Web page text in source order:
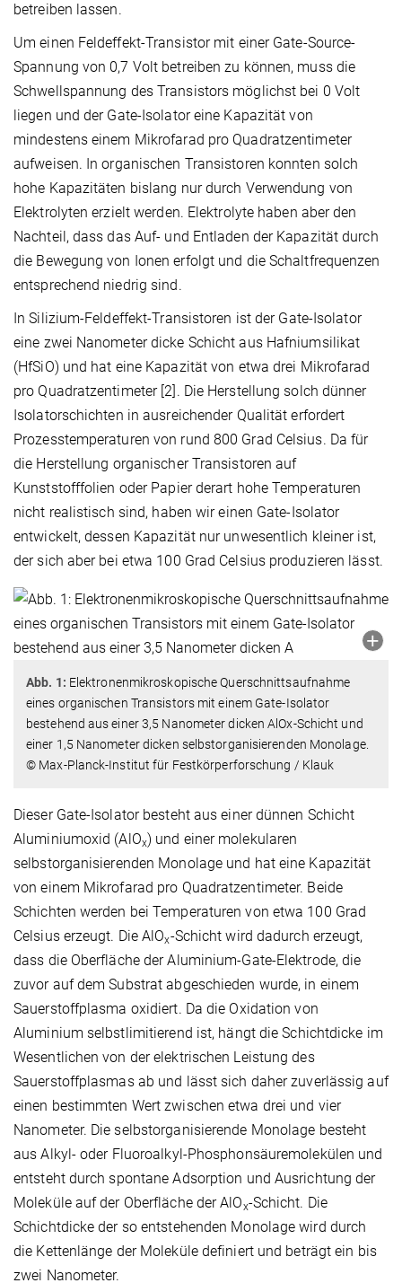
betreiben lassen.
Um einen Feldeffekt-Transistor mit einer Gate-Source-
Spannung von 0,7 Volt betreiben zu können, muss die
Schwellspannung des Transistors möglichst bei 0 Volt
liegen und der Gate-Isolator eine Kapazität von
mindestens einem Mikrofarad pro Quadratzentimeter
aufweisen. In organischen Transistoren konnten solch
hohe Kapazitäten bislang nur durch Verwendung von
Elektrolyten erzielt werden. Elektrolyte haben aber den
Nachteil, dass das Auf- und Entladen der Kapazität durch
die Bewegung von Ionen erfolgt und die Schaltfrequenzen
entsprechend niedrig sind.
In Silizium-Feldeffekt-Transistoren ist der Gate-Isolator
eine zwei Nanometer dicke Schicht aus Hafniumsilikat
(HfSiO) und hat eine Kapazität von etwa drei Mikrofarad
pro Quadratzentimeter [2]. Die Herstellung solch dünner
Isolatorschichten in ausreichender Qualität erfordert
Prozesstemperaturen von rund 800 Grad Celsius. Da für
die Herstellung organischer Transistoren auf
Kunststofffolien oder Papier derart hohe Temperaturen
nicht realistisch sind, haben wir einen Gate-Isolator
entwickelt, dessen Kapazität nur unwesentlich kleiner ist,
der sich aber bei etwa 100 Grad Celsius produzieren lässt.
Abb. 1: Elektronenmikroskopische Querschnittsaufnahme
eines organischen Transistors mit einem Gate-Isolator
bestehend aus einer 3,5 Nanometer dicken AlOx-Schicht und
einer 1,5 Nanometer dicken selbstorganisierenden Monolage.
© Max-Planck-Institut für Festkörperforschung / Klauk
Dieser Gate-Isolator besteht aus einer dünnen Schicht
Aluminiumoxid (AlOx) und einer molekularen
selbstorganisierenden Monolage und hat eine Kapazität
von einem Mikrofarad pro Quadratzentimeter. Beide
Schichten werden bei Temperaturen von etwa 100 Grad
Celsius erzeugt. Die AlOx-Schicht wird dadurch erzeugt,
dass die Oberfläche der Aluminium-Gate-Elektrode, die
zuvor auf dem Substrat abgeschieden wurde, in einem
Sauerstoffplasma oxidiert. Da die Oxidation von
Aluminium selbstlimitierend ist, hängt die Schichtdicke im
Wesentlichen von der elektrischen Leistung des
Sauerstoffplasmas ab und lässt sich daher zuverlässig auf
einen bestimmten Wert zwischen etwa drei und vier
Nanometer. Die selbstorganisierende Monolage besteht
aus Alkyl- oder Fluoroalkyl-Phosphonsäuremolekülen und
entsteht durch spontane Adsorption und Ausrichtung der
Moleküle auf der Oberfläche der AlOx-Schicht. Die
Schichtdicke der so entstehenden Monolage wird durch
die Kettenlänge der Moleküle definiert und beträgt ein bis
zwei Nanometer.